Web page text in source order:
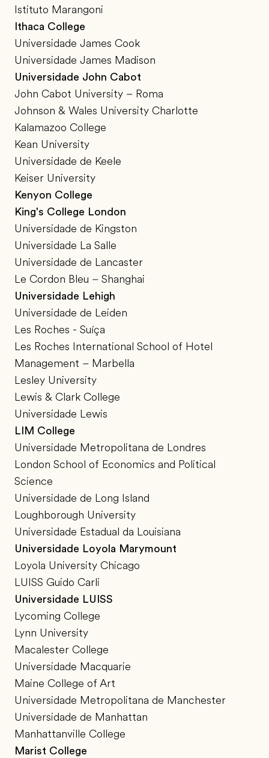
Istituto Marangoni
Ithaca College
Universidade James Cook
Universidade James Madison
Universidade John Cabot
John Cabot University – Roma
Johnson & Wales University Charlotte
Kalamazoo College
Kean University
Universidade de Keele
Keiser University
Kenyon College
King's College London
Universidade de Kingston
Universidade La Salle
Universidade de Lancaster
Le Cordon Bleu – Shanghai
Universidade Lehigh
Universidade de Leiden
Les Roches - Suíça
Les Roches International School of Hotel
Management – Marbella
Lesley University
Lewis & Clark College
Universidade Lewis
LIM College
Universidade Metropolitana de Londres
London School of Economics and Political
Science
Universidade de Long Island
Loughborough University
Universidade Estadual da Louisiana
Universidade Loyola Marymount
Loyola University Chicago
LUISS Guido Carli
Universidade LUISS
Lycoming College
Lynn University
Macalester College
Universidade Macquarie
Maine College of Art
Universidade Metropolitana de Manchester
Universidade de Manhattan
Manhattanville College
Marist College